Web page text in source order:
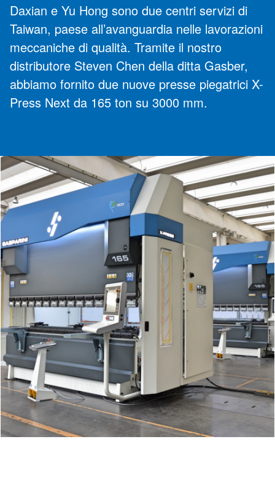
Daxian e Yu Hong sono due centri servizi di
Taiwan, paese all’avanguardia nelle lavorazioni
meccaniche di qualità. Tramite il nostro
distributore Steven Chen della ditta Gasber,
abbiamo fornito due nuove presse piegatrici X-
Press Next da 165 ton su 3000 mm.